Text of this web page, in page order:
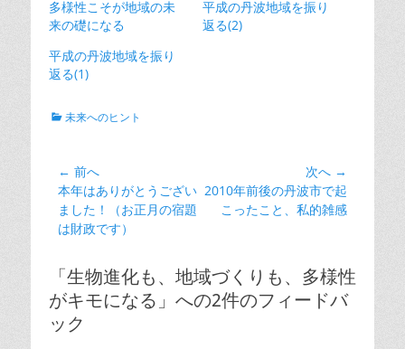
多様性こそが地域の未
来の礎になる
平成の丹波地域を振り
返る(2)
平成の丹波地域を振り
返る(1)
カ 未来へのヒント
投
稿
ナ
ゲ
ー
シ
ョ
← 前へ
前
の
投
本年はありがとうござい
ました！（お正月の宿題
は財政です）
次へ →
次
2010年前後の丹波市で起
こったこと、私的雑感
「生物進化も、地域づくりも、多様性
がキモになる」への2件のフィードバ
ック